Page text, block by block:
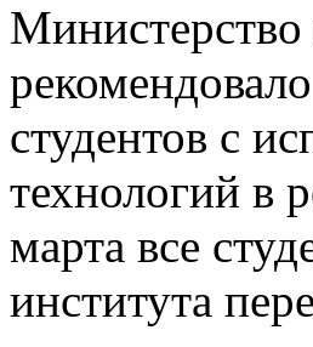
студентов с
технологий в
марта все
института